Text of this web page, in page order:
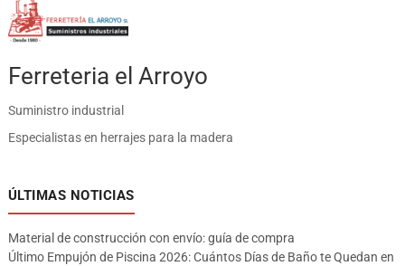
Ferreteria el Arroyo
Suministro industrial
Especialistas en herrajes para la madera
ÚLTIMAS NOTICIAS
Material de construcción con envío: guía de compra
Último Empujón de Piscina 2026: Cuántos Días de Baño te Quedan en